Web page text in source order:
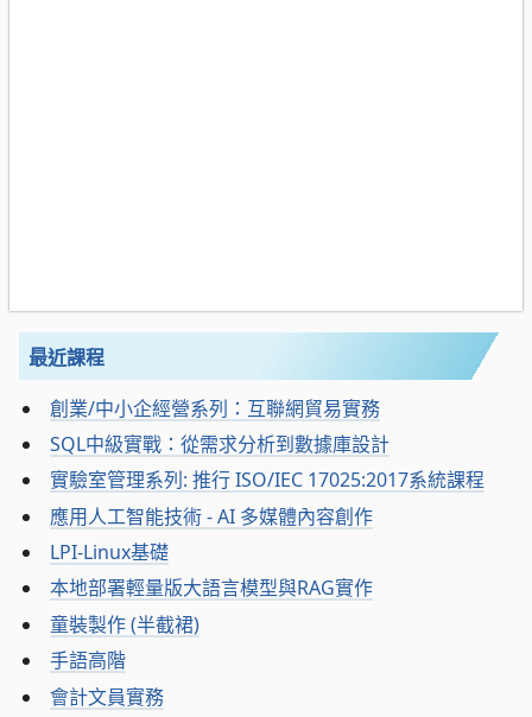
最近課程
創業/中小企經營系列：互聯網貿易實務
SQL中級實戰：從需求分析到數據庫設計
實驗室管理系列: 推行 ISO/IEC 17025:2017系統課程
應用人工智能技術 - AI 多媒體內容創作
LPI-Linux基礎
本地部署輕量版大語言模型與RAG實作
童裝製作 (半截裙)
手語高階
會計文員實務